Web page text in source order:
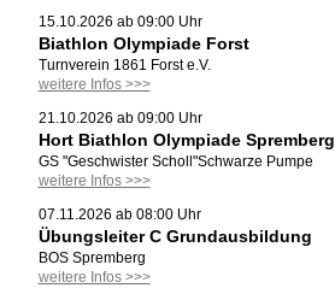
15.10.2026 ab 09:00 Uhr
Biathlon Olympiade Forst
Turnverein 1861 Forst e.V.
weitere Infos >>>
21.10.2026 ab 09:00 Uhr
Hort Biathlon Olympiade Spremberg
GS "Geschwister Scholl"Schwarze Pumpe
weitere Infos >>>
07.11.2026 ab 08:00 Uhr
Übungsleiter C Grundausbildung
BOS Spremberg
weitere Infos >>>